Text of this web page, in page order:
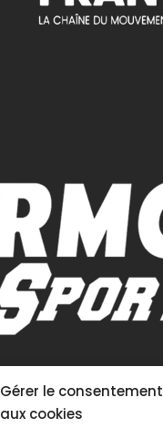
Gérer le consentement
aux cookies